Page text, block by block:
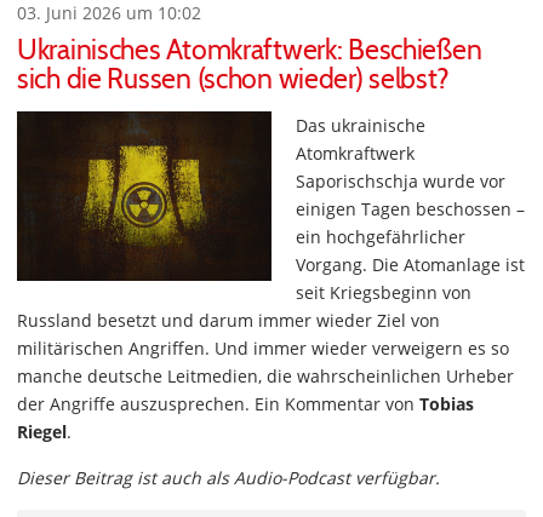
03. Juni 2026 um 10:02
Ukrainisches Atomkraftwerk: Beschießen
sich die Russen (schon wieder) selbst?
Das ukrainische
Atomkraftwerk
Saporischschja wurde vor
einigen Tagen beschossen –
ein hochgefährlicher
Vorgang. Die Atomanlage ist
seit Kriegsbeginn von
Russland besetzt und darum immer wieder Ziel von
militärischen Angriffen. Und immer wieder verweigern es so
manche deutsche Leitmedien, die wahrscheinlichen Urheber
der Angriffe auszusprechen. Ein Kommentar von Tobias
Riegel.
Dieser Beitrag ist auch als Audio-Podcast verfügbar.